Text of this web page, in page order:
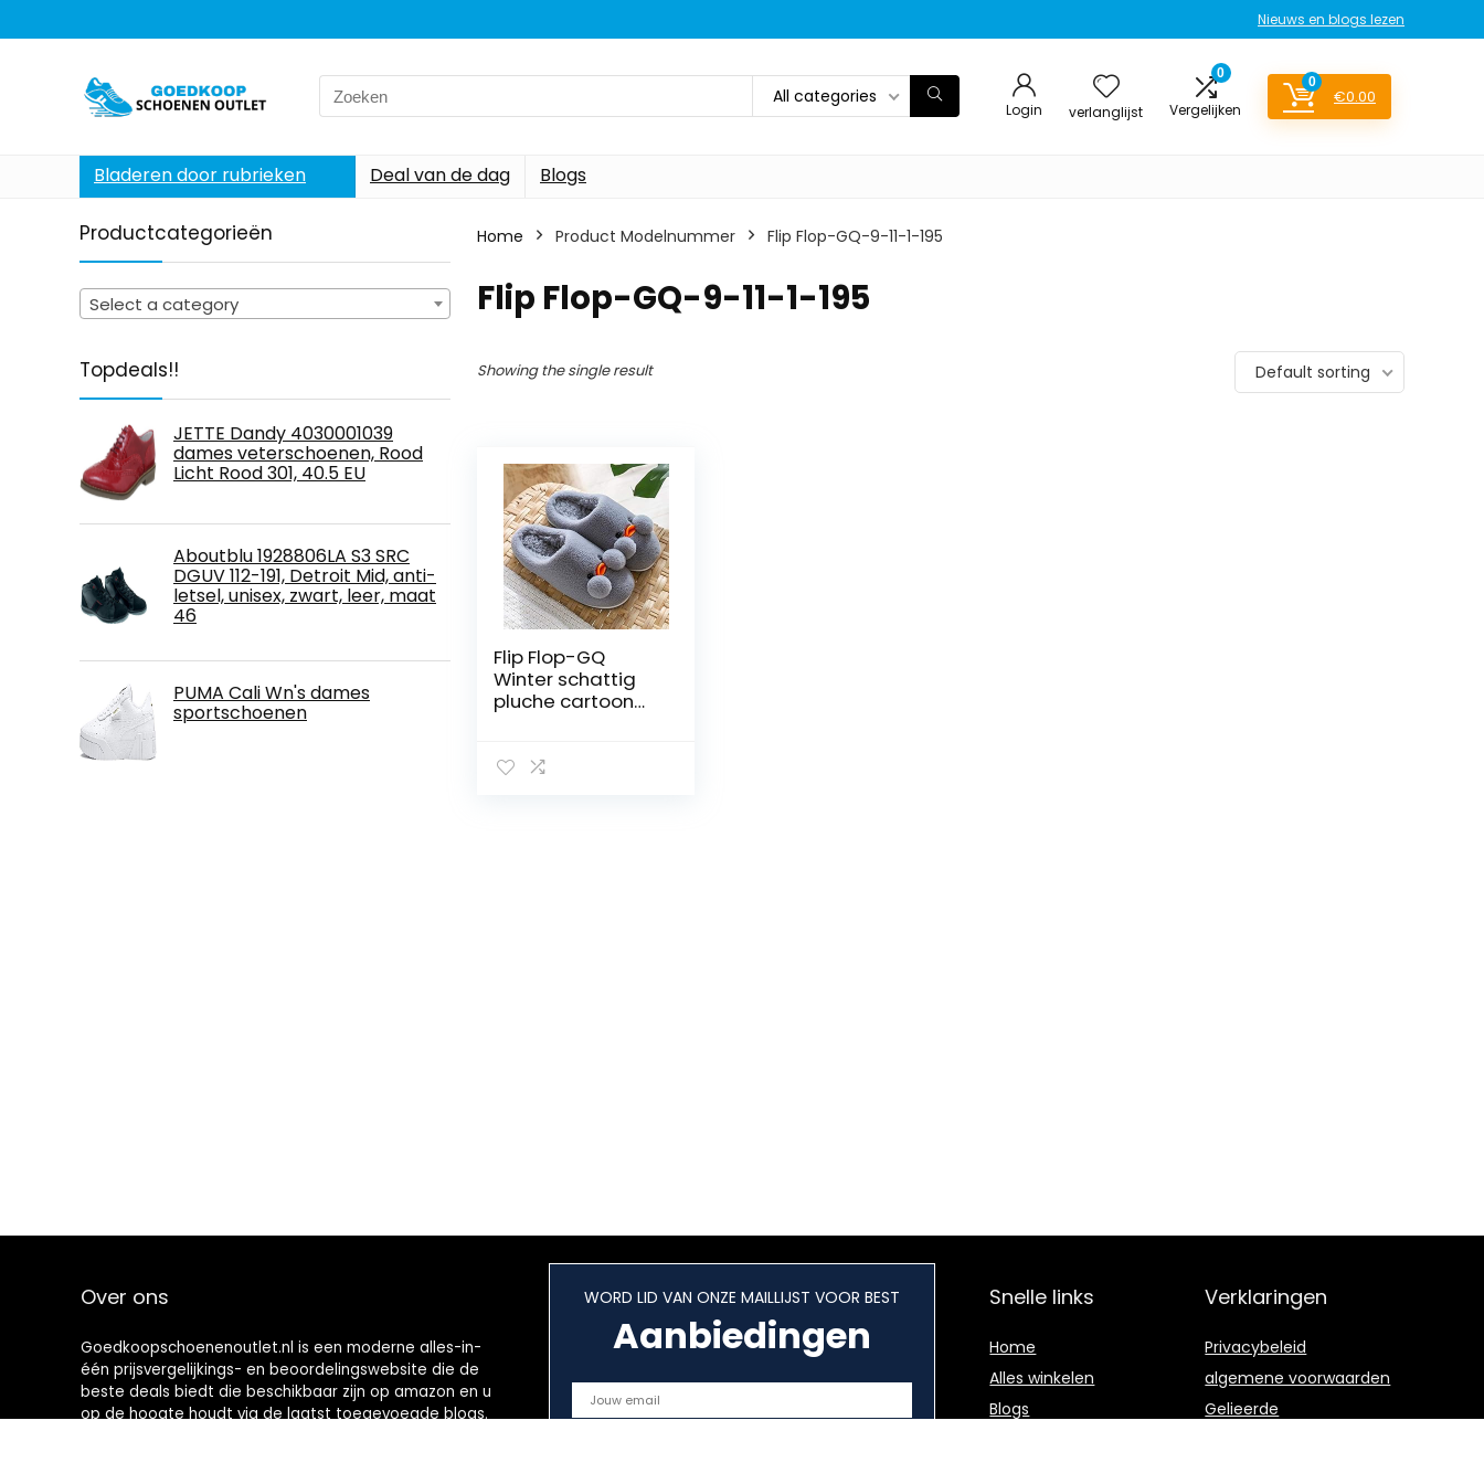
Nieuws en blogs lezen
Search
for:
All categories
Login verlanglijst
0
Vergelijken
0
€0.00
Bladeren door rubrieken Deal van de dag Blogs
Productcategorieën
Select a category
Topdeals!!
JETTE Dandy 4030001039
dames veterschoenen, Rood
Licht Rood 301, 40.5 EU
Aboutblu 1928806LA S3 SRC
DGUV 112-191, Detroit Mid, anti-
letsel, unisex, zwart, leer, maat
46
PUMA Cali Wn's dames
sportschoenen
Home Product Modelnummer ‎Flip Flop-GQ-9-11-1-195
‎Flip Flop-GQ-9-11-1-195
Showing the single result Default sorting
Flip Flop-GQ
Winter schattig
pluche cartoon
38-39
Over ons
Goedkoopschoenenoutlet.nl is een moderne alles-in-
één prijsvergelijkings- en beoordelingswebsite die de
beste deals biedt die beschikbaar zijn op amazon en u
op de hoogte houdt via de laatst toegevoegde blogs.
WORD LID VAN ONZE MAILLIJST VOOR BEST
Aanbiedingen
Snelle links
Home
Alles winkelen
Blogs
Verklaringen
Privacybeleid
algemene voorwaarden
Gelieerde